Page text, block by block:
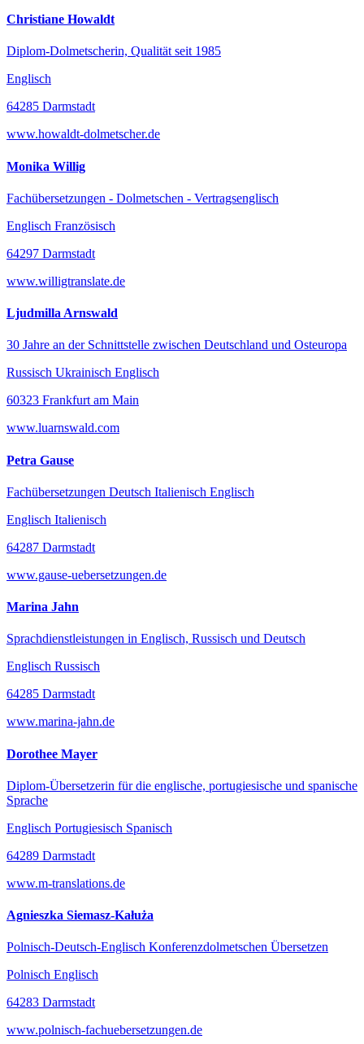
Christiane Howaldt
Diplom-Dolmetscherin, Qualität seit 1985
Englisch
64285 Darmstadt
www.howaldt-dolmetscher.de
Monika Willig
Fachübersetzungen - Dolmetschen - Vertragsenglisch
Englisch Französisch
64297 Darmstadt
www.willigtranslate.de
Ljudmilla Arnswald
30 Jahre an der Schnittstelle zwischen Deutschland und Osteuropa
Russisch Ukrainisch Englisch
60323 Frankfurt am Main
www.luarnswald.com
Petra Gause
Fachübersetzungen Deutsch Italienisch Englisch
Englisch Italienisch
64287 Darmstadt
www.gause-uebersetzungen.de
Marina Jahn
Sprachdienstleistungen in Englisch, Russisch und Deutsch
Englisch Russisch
64285 Darmstadt
www.marina-jahn.de
Dorothee Mayer
Diplom-Übersetzerin für die englische, portugiesische und spanische
Sprache
Englisch Portugiesisch Spanisch
64289 Darmstadt
www.m-translations.de
Agnieszka Siemasz-Kałuża
Polnisch-Deutsch-Englisch Konferenzdolmetschen Übersetzen
Polnisch Englisch
64283 Darmstadt
www.polnisch-fachuebersetzungen.de